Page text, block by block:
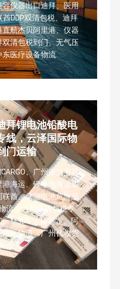
仪器出口迪拜、医用
DDP双清包税、迪拜
航杰贝阿里港、仪器
清包税到门、无气压
医疗设备物流
拜锂电池铅酸电
线，云泽国际物
门运输
、广州南沙海运
海运、锂电池海运迪
酋、储能电池危险品
流、迪拜双清包税专
MSDS 运输鉴定、阿
际物流、广州代收货
报关